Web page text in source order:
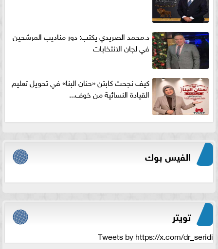
د.محمد الصريدي يكتب: دور مناديب المرشحين
في لجان الانتخابات
كيف نجحت كابتن «حنان البنا» في تحويل تعليم
القيادة النسائية من خوف...
الفيس بوك
تويتر
Tweets by https://x.com/dr_seridi